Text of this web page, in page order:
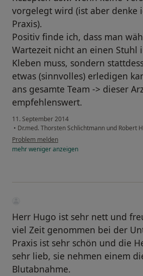
vorgelegt wird (ist aber denke
Praxis).
Positiv finde ich, dass man
Wartezeit nicht an einen Stuhl
Kleben muss, sondern
etwas (sinnvolles) erledigen
ans gesamte Team -> dieser
empfehlenswert.
11. September 2014
• Dr.med. Thorsten Schlichtmann und Robert
Problem melden
mehrwenigeranzeigen
Herr Hugo ist sehr nett und
viel Zeit genommen bei der
Praxis ist sehr schön und die
sehr lieb, sie nehmen einem
Blutabnahme.